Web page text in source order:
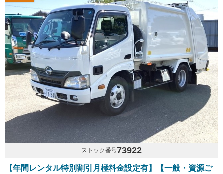
ストック番号73922
【年間レンタル特別割引月極料金設定有】【一般・資源ご